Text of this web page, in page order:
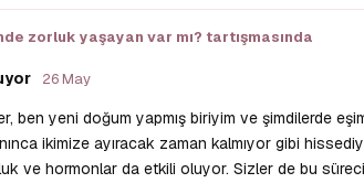
zorluk yaşayan var mı? tartışmasında
26 May
ben yeni doğum yapmış biriyim ve şimdilerde
ikimize ayıracak zaman kalmıyor gibi
ve hormonlar da etkili oluyor. Sizler de bu süreci